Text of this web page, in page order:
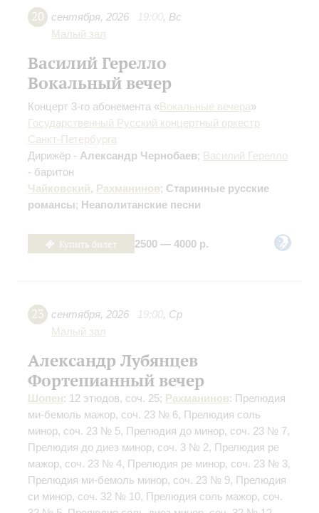
20 сентября, 2026 19:00, Вс
Малый зал
Василий Герелло
Вокальный вечер
Концерт 3-го абонемента «Вокальные вечера»
Государственный Русский концертный оркестр
Санкт-Петербурга
Дирижёр - Александр Чернобаев; Василий Герелло
- баритон
Чайковский, Рахманинов; Старинные русские
романсы; Неаполитанские песни
Купить билет 2500 — 4000 р.
23 сентября, 2026 19:00, Ср
Малый зал
Александр Лубянцев
Фортепианный вечер
Шопен: 12 этюдов, соч. 25; Рахманинов: Прелюдия
ми-бемоль мажор, соч. 23 № 6, Прелюдия соль
минор, соч. 23 № 5, Прелюдия до минор, соч. 23 № 7,
Прелюдия до диез минор, соч. 3 № 2, Прелюдия ре
мажор, соч. 23 № 4, Прелюдия ре минор, соч. 23 № 3,
Прелюдия ми-бемоль минор, соч. 23 № 9, Прелюдия
си минор, соч. 32 № 10, Прелюдия соль мажор, соч.